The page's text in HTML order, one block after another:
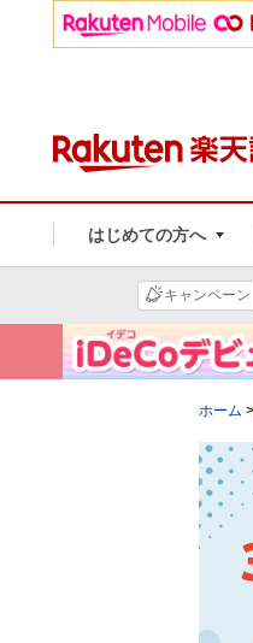
はじめての方へ
キャンペーン
ホーム >